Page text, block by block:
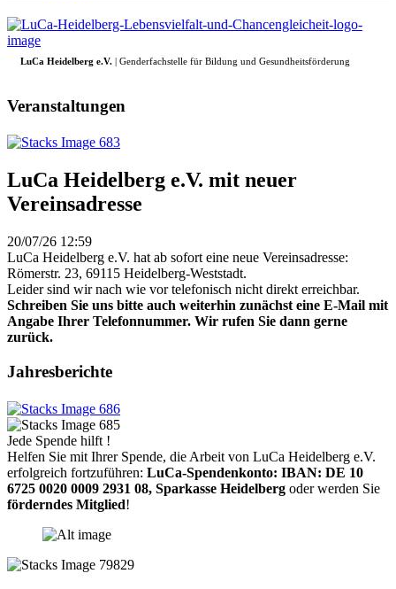
LuCa Heidelberg e.V. | Genderfachstelle für Bildung und Gesundheitsförderung
Veranstaltungen
LuCa Heidelberg e.V. mit neuer
Vereinsadresse
20/07/26 12:59
LuCa Heidelberg e.V. hat ab sofort eine neue Vereinsadresse:
Römerstr. 23, 69115 Heidelberg-Weststadt.
Leider sind wir nach wie vor telefonisch nicht direkt erreichbar.
Schreiben Sie uns bitte auch weiterhin zunächst eine E-Mail mit
Angabe Ihrer Telefonnummer. Wir rufen Sie dann gerne
zurück.
Jahresberichte
Jede Spende hilft !
Helfen Sie mit Ihrer Spende, die Arbeit von LuCa Heidelberg e.V.
erfolgreich fortzuführen: LuCa-Spendenkonto: IBAN: DE 10
6725 0020 0009 2931 08, Sparkasse Heidelberg oder werden Sie
förderndes Mitglied!